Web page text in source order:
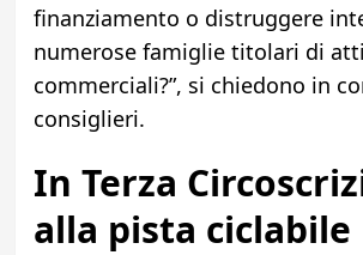
finanziamento o distruggere
numerose famiglie titolari di
commerciali?”, si chiedono in
consiglieri.
In Terza
alla pista ciclabile